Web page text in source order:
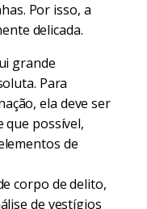
Por isso, a
delicada.
grande
Para
ela deve ser
que possível,
de
corpo de delito,
de vestígios